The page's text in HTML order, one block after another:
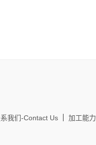
我们-Contact Us
加工能力